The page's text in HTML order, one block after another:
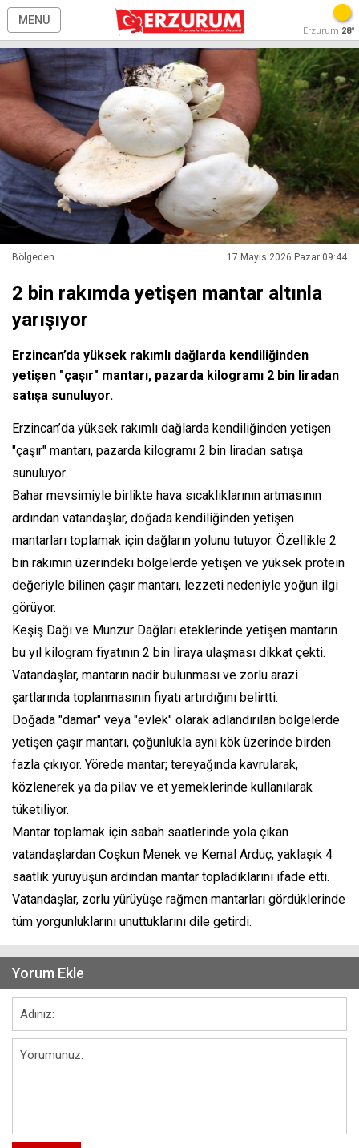
MENÜ
Erzurum 28°
Bölgeden 17 Mayıs 2026 Pazar 09:44
2 bin rakımda yetişen mantar altınla
yarışıyor
Erzincan’da yüksek rakımlı dağlarda kendiliğinden
yetişen "çaşır" mantarı, pazarda kilogramı 2 bin liradan
satışa sunuluyor.
Erzincan’da yüksek rakımlı dağlarda kendiliğinden yetişen
"çaşır" mantarı, pazarda kilogramı 2 bin liradan satışa
sunuluyor.
Bahar mevsimiyle birlikte hava sıcaklıklarının artmasının
ardından vatandaşlar, doğada kendiliğinden yetişen
mantarları toplamak için dağların yolunu tutuyor. Özellikle 2
bin rakımın üzerindeki bölgelerde yetişen ve yüksek protein
değeriyle bilinen çaşır mantarı, lezzeti nedeniyle yoğun ilgi
görüyor.
Keşiş Dağı ve Munzur Dağları eteklerinde yetişen mantarın
bu yıl kilogram fiyatının 2 bin liraya ulaşması dikkat çekti.
Vatandaşlar, mantarın nadir bulunması ve zorlu arazi
şartlarında toplanmasının fiyatı artırdığını belirtti.
Doğada "damar" veya "evlek" olarak adlandırılan bölgelerde
yetişen çaşır mantarı, çoğunlukla aynı kök üzerinde birden
fazla çıkıyor. Yörede mantar; tereyağında kavrularak,
közlenerek ya da pilav ve et yemeklerinde kullanılarak
tüketiliyor.
Mantar toplamak için sabah saatlerinde yola çıkan
vatandaşlardan Coşkun Menek ve Kemal Arduç, yaklaşık 4
saatlik yürüyüşün ardından mantar topladıklarını ifade etti.
Vatandaşlar, zorlu yürüyüşe rağmen mantarları gördüklerinde
tüm yorgunluklarını unuttuklarını dile getirdi.
Yorum Ekle